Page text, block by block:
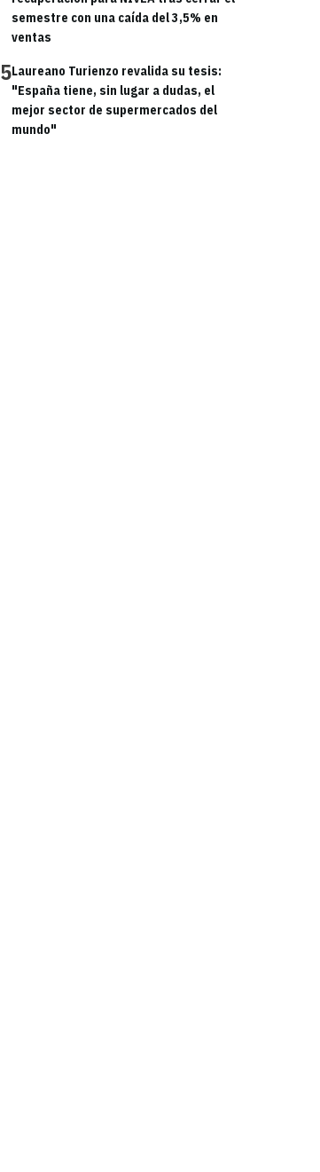
semestre con una caída del 3,5% en
ventas
5Laureano Turienzo revalida su tesis:
"España tiene, sin lugar a dudas, el
mejor sector de supermercados del
mundo"